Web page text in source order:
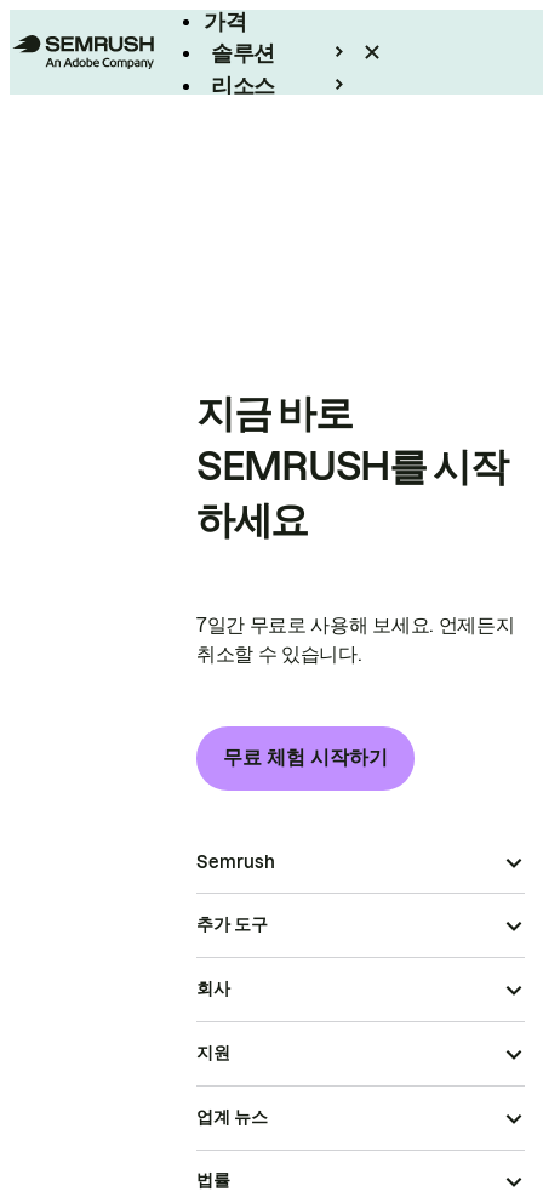
가격
솔루션
리소스
지금 바로
SEMRUSH를 시작
하세요
7일간 무료로 사용해 보세요. 언제든지
취소할 수 있습니다.
무료 체험 시작하기
Semrush
추가 도구
회사
지원
업계 뉴스
법률